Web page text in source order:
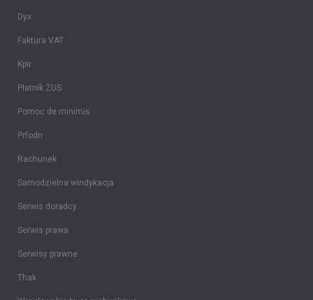
Dyx
Faktura VAT
Kpir
Płatnik ZUS
Pomoc de minimis
Prfodn
Rachunek
Samodzielna windykacja
Serwis doradcy
Serwis prawa
Serwisy prawne
Thak